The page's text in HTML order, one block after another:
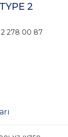
2
278 00 87